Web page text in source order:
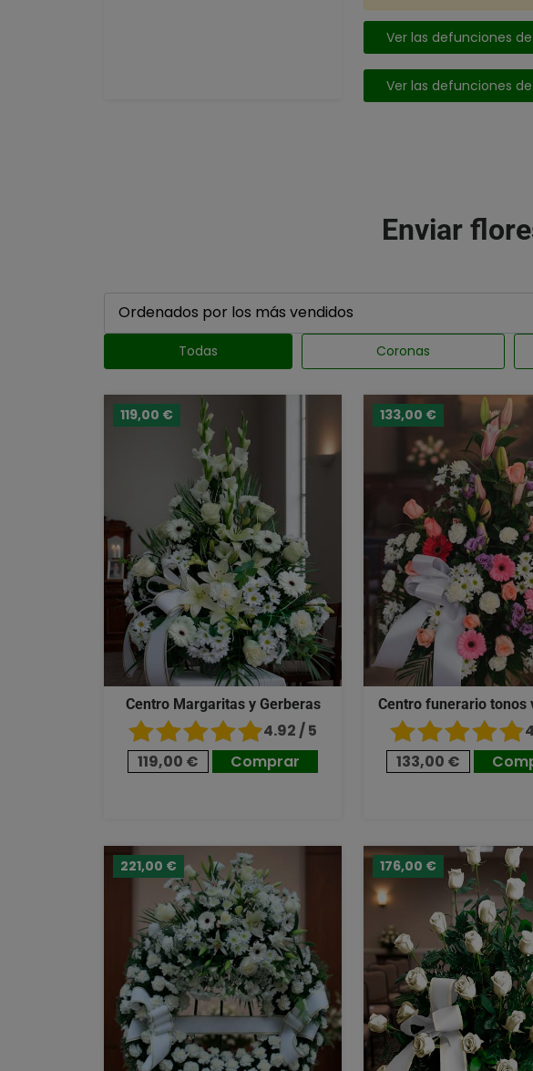
Ver las defunciones de
Ver las defunciones de
Enviar
Todas Coronas
119,00 €
Centro Margaritas y Gerberas
4.92 / 5
119,00 €
Comprar
133,00 €
Centro funerario tonos
133,00 €
221,00 € 176,00 €